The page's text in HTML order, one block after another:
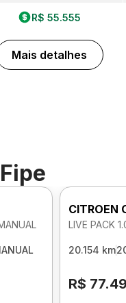
R$ 55.555
Mais detalhes
CITROEN
LIVE PACK
20.154 km
R$